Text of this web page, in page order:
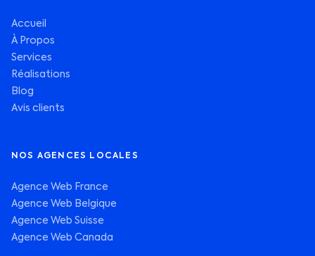
Accueil
À Propos
Services
Réalisations
Blog
Avis clients
NOS AGENCES LOCALES
Agence Web France
Agence Web Belgique
Agence Web Suisse
Agence Web Canada